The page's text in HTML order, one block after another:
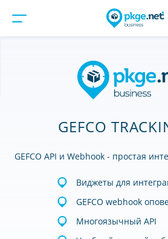
GEFCO
GEFCO API и Webhook - простая
Виджеты для
GEFCO webhook
Многоязычный API